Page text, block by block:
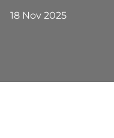
18 Nov 2025